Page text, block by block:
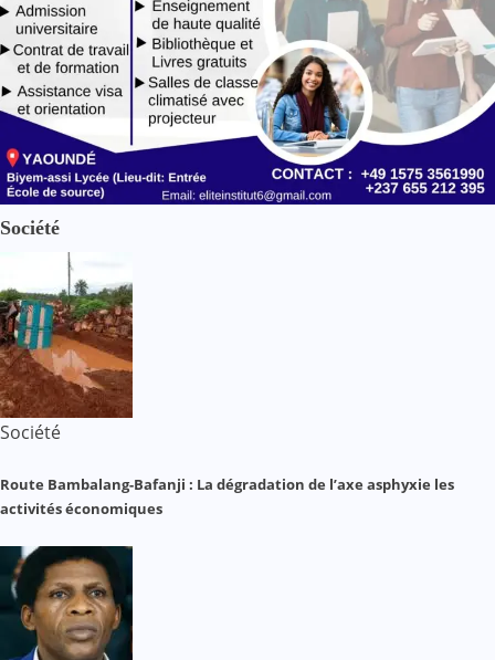
Société
Société
Route Bambalang-Bafanji : La dégradation de l’axe asphyxie les
activités économiques